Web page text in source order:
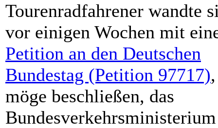
Tourenradfahrener wandte
vor einigen Wochen mit
Petition an den Deutschen
Bundestag (Petition 97717)
möge beschließen, das
Bundesverkehrsministerium